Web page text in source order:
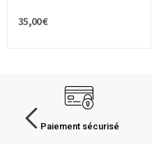
35,00 €
Paiement sécurisé